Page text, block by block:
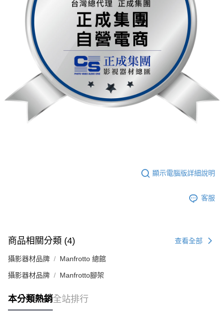
顯示電腦版詳細說明
客服
商品相關分類 (4) 查看全部
攝影器材品牌 Manfrotto 總館
攝影器材品牌 Manfrotto腳架
本分類熱銷全站排行